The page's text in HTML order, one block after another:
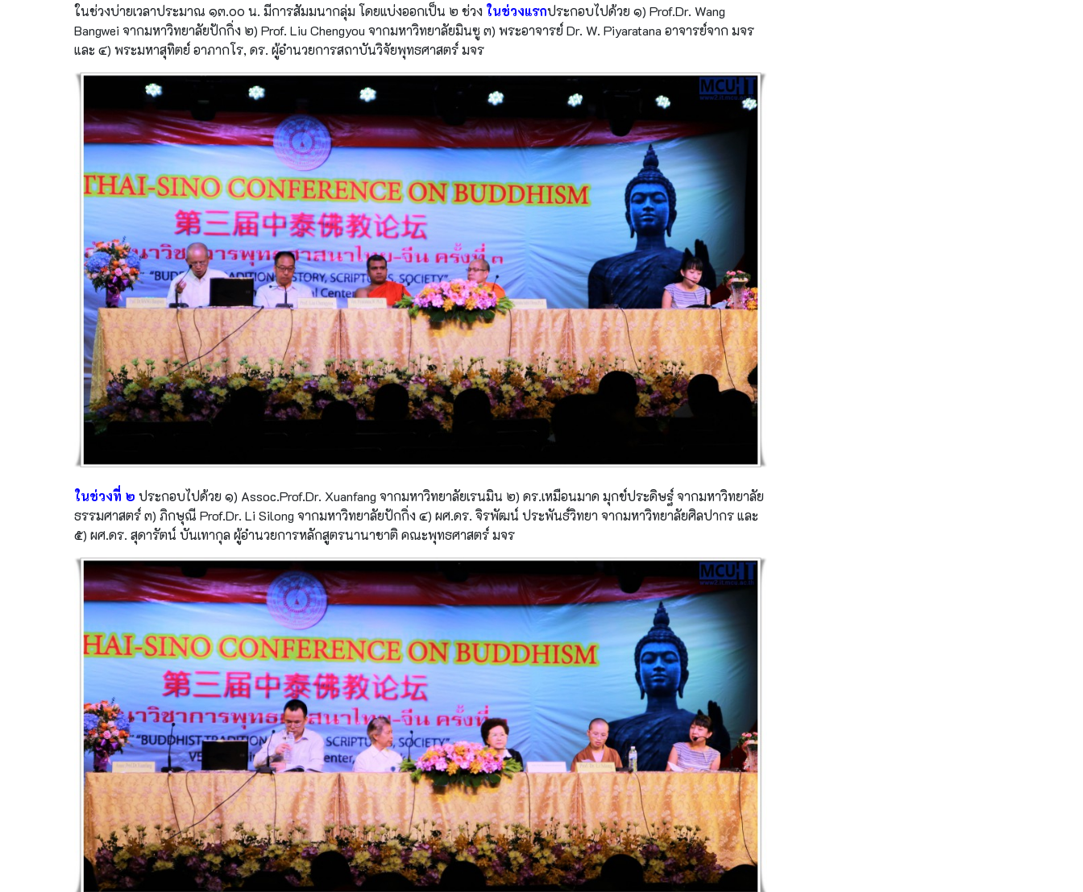
ในช่วงบ่ายเวลาประมาณ ๑๓.๐๐ น. มีการสัมมนากลุ่ม โดยแบ่งออกเป็น ๒ ช่วง ในช่วงแรกประกอบไปด้วย ๑) Prof.Dr. Wang
Bangwei จากมหาวิทยาลัยปักกิ่ง ๒) Prof. Liu Chengyou จากมหาวิทยาลัยมินซู ๓) พระอาจารย์ Dr. W. Piyaratana อาจารย์จาก มจร
และ ๔) พระมหาสุทิตย์ อาภากโร, ดร. ผู้อำนวยการสถาบันวิจัยพุทธศาสตร์ มจร
ในช่วงที่ ๒ ประกอบไปด้วย ๑) Assoc.Prof.Dr. Xuanfang จากมหาวิทยาลัยเรนมิน ๒) ดร.เหมือนมาด มุกข์ประดิษฐ์ จากมหาวิทยาลัย
ธรรมศาสตร์ ๓) ภิกษุณี Prof.Dr. Li Silong จากมหาวิทยาลัยปักกิ่ง ๔) ผศ.ดร. จิรพัฒน์ ประพันธ์วิทยา จากมหาวิทยาลัยศิลปากร และ
๕) ผศ.ดร. สุดารัตน์ บันเทากุล ผู้อำนวยการหลักสูตรนานาชาติ คณะพุทธศาสตร์ มจร